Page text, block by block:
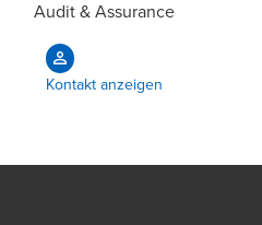
Audit & Assurance
Kontakt anzeigen